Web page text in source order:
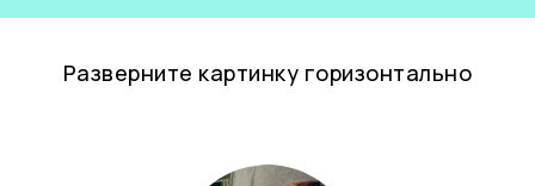
Разверните картинку горизонтально